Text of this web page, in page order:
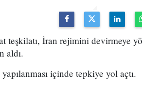
teşkilatı, İran rejimini devirmeye
aldı.
içinde tepkiye yol açtı.